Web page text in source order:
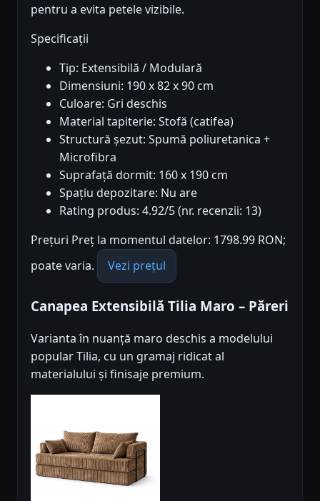
pentru a evita petele vizibile.
Specificații
Tip: Extensibilă / Modulară
Dimensiuni: 190 x 82 x 90 cm
Culoare: Gri deschis
Material tapiterie: Stofă (catifea)
Structură șezut: Spumă poliuretanica +
Microfibra
Suprafață dormit: 160 x 190 cm
Spațiu depozitare: Nu are
Rating produs: 4.92/5 (nr. recenzii: 13)
Prețuri Preț la momentul datelor: 1798.99 RON;
poate varia.
Vezi prețul
Canapea Extensibilă Tilia Maro – Păreri
Varianta în nuanță maro deschis a modelului
popular Tilia, cu un gramaj ridicat al
materialului și finisaje premium.